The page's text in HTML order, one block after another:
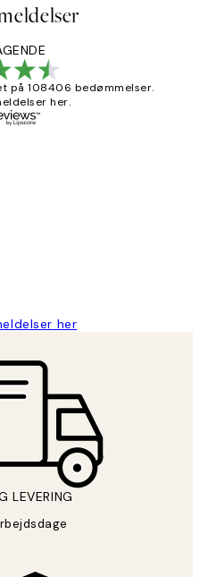
på 108406 bedømmelser.
her.
her
LEVERING